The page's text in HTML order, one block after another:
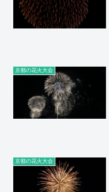
京都の花火大会
京都の花火大会